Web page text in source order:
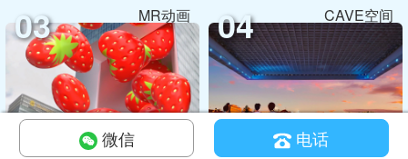
03 MR动画
MR/混合现实交互
04 CAVE空间
CAVE/全息投影/折幕
微信 电话